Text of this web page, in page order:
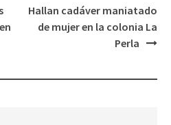
Hallan cadáver maniatado
de mujer en la colonia La
Perla